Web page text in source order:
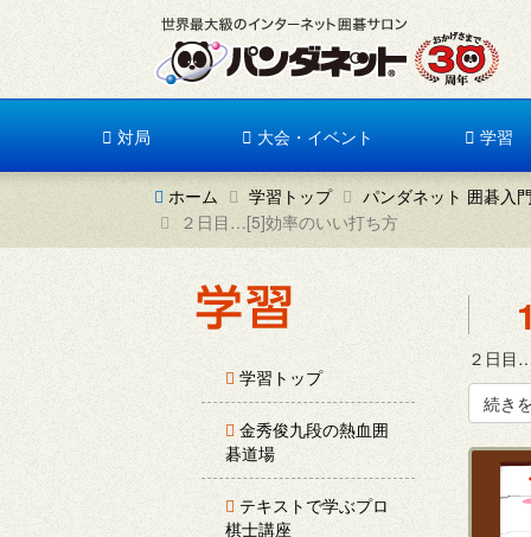
対局 大会・イベント 学習
ホーム 学習トップ
パンダネット 囲碁入
２日目…[5]効率のいい打ち方
学習トップ
金秀俊九段の熱血囲
碁道場
テキストで学ぶプロ
棋士講座
２日目
続き